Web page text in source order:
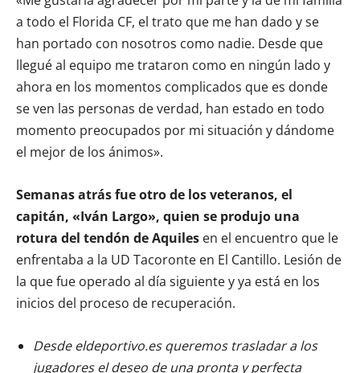
a todo el Florida CF, el trato que me han dado y se
han portado con nosotros como nadie. Desde que
llegué al equipo me trataron como en ningún lado y
ahora en los momentos complicados que es donde
se ven las personas de verdad, han estado en todo
momento preocupados por mi situación y dándome
el mejor de los ánimos».
Semanas atrás fue otro de los veteranos, el
capitán, «Iván Largo», quien se produjo una
rotura del tendón de Aquiles en el encuentro que le
enfrentaba a la UD Tacoronte en El Cantillo. Lesión de
la que fue operado al día siguiente y ya está en los
inicios del proceso de recuperación.
Desde eldeportivo.es queremos trasladar a los
jugadores el deseo de una pronta y perfecta